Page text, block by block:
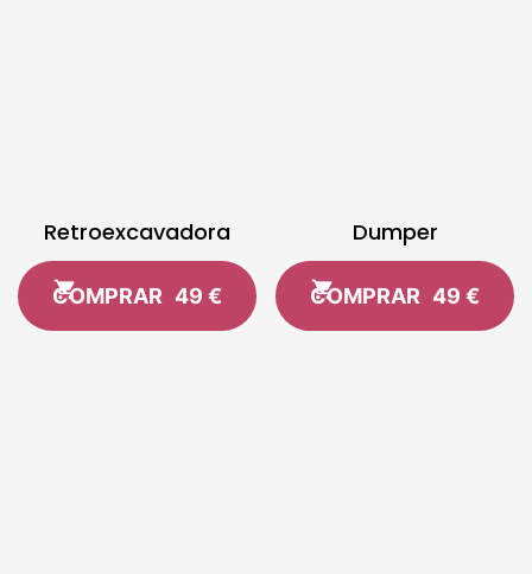
Retroexcavadora
COMPRAR 49 €
Dumper
COMPRAR 49 €